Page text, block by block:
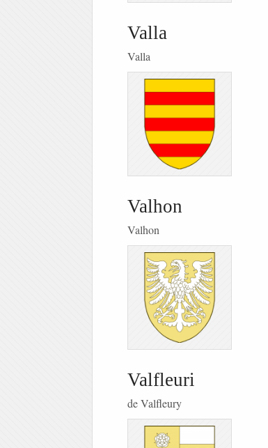
Valla
Valla
Valhon
Valhon
Valfleuri
de Valfleury